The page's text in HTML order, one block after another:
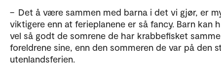
– Det å være sammen med barna i det vi gjør, er
viktigere enn at ferieplanene er så fancy. Barn kan
vel så godt de somrene de har krabbefisket
foreldrene sine, enn den sommeren de var på den
utenlandsferien.